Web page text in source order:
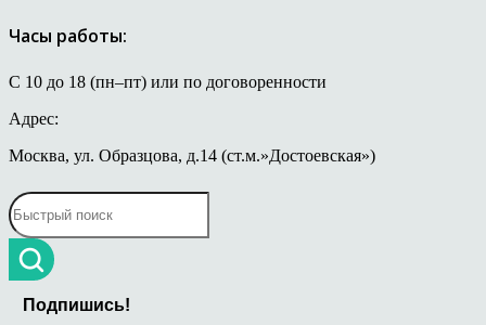
Часы работы:
С 10 до 18 (пн–пт) или по договоренности
Адрес:
Москва, ул. Образцова, д.14 (ст.м.»Достоевская»)
Подпишись!